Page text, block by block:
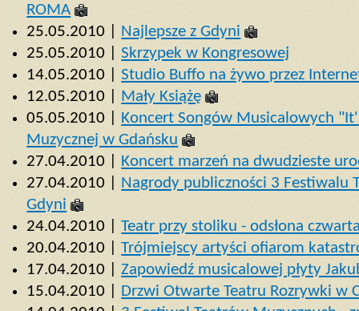
ROMA
25.05.2010 | Najlepsze z Gdyni
25.05.2010 |Skrzypek w Kongresowej
14.05.2010 |Studio Buffo na żywo przez
12.05.2010 | Mały Książę
05.05.2010 | Koncert Songów Musicalowych
Muzycznej w Gdańsku
27.04.2010 | Koncert marzeń na dwudzieste
27.04.2010 | Nagrody publiczności 3 Festiwalu
Gdyni
24.04.2010 |Teatr przy stoliku - odsłona
20.04.2010 |Trójmiejscy artyści ofiarom
17.04.2010 |Zapowiedź musicalowej płyty
15.04.2010 | Drzwi Otwarte Teatru Rozrywki w